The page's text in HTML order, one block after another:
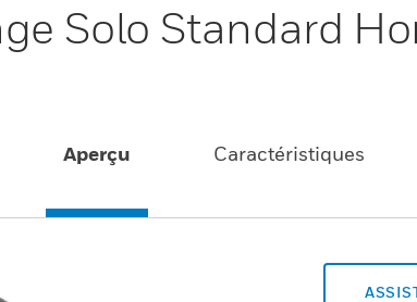
Solo Standard
Aperçu Caractéristiques